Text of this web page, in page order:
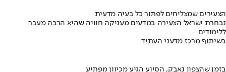
הצעירים שמצליחים לפתור כל בעיה מדעית
נבחרת ישראל הצעירה במדעים מעניקה חוויה שהיא הרבה מעבר
ללימודים
בשיתוף מרכז מדעני העתיד
בזמן שהצפון נאבק, הסיוע הגיע מכיוון מפתיע